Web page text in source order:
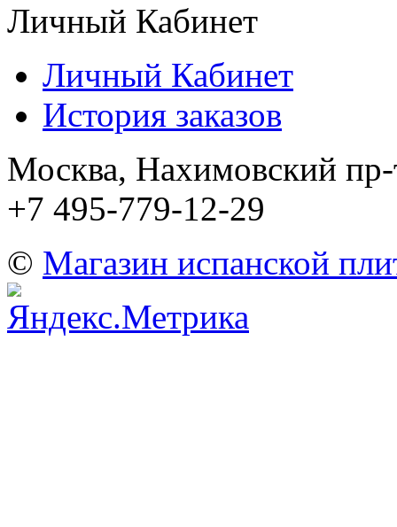
Личный Кабинет
Личный Кабинет
История заказов
Москва, Нахимовский
+7 495-779-12-29
© Магазин испанской